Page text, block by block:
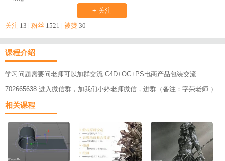
+ 关注
关注 13 | 粉丝 1521 | 被赞 30
课程介绍
学习问题需要问老师可以加群交流 C4D+OC+PS电商产品包装交流
702665638 进入微信群，加我们小婷老师微信，进群（备注：字荣老师 ）
相关课程